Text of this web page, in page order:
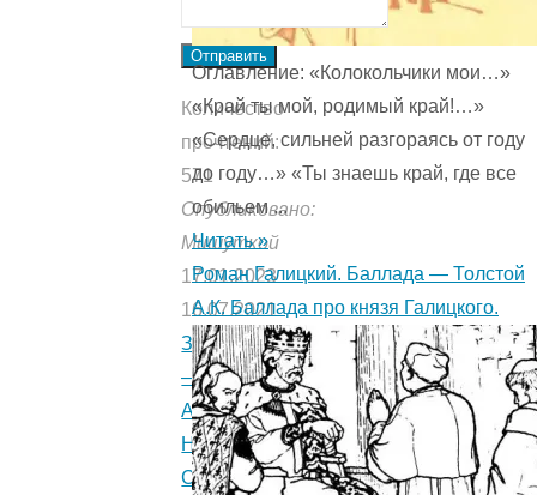
Отправить
Количество
прочтений:
571
Опубликовано:
Мишуткой
17.01.2023
16.07.2021
Загадки
—
Артюхова
Н.М.
Стихотворения
Оглавление: «Колокольчики мои…»
«Край ты мой, родимый край!…»
«Сердце, сильней разгораясь от году
до году…» «Ты знаешь край, где все
обильем ...
Читать »
Роман Галицкий. Баллада — Толстой
А.К. Баллада про князя Галицкого.